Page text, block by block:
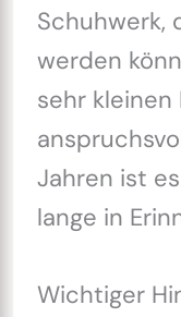
Schuhwerk,
werden
sehr
Jahren ist
lange in
Wichtiger